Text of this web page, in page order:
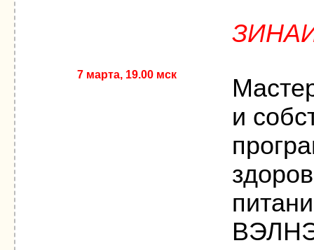
7 марта, 19.00 мск
и